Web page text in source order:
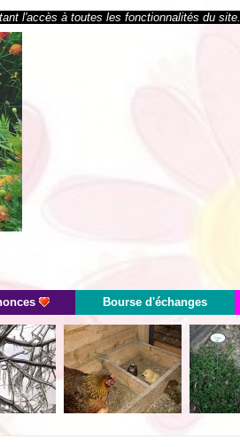
l'accès à toutes les fonctionnalités du site.
Bourse d'échanges